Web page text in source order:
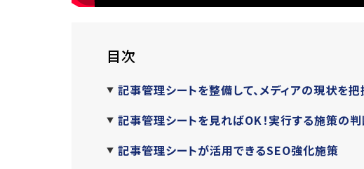
目次
記事管理シートを整備して、メディアの現状を把
記事管理シートを見ればOK！実行する施策の
記事管理シートが活用できるSEO強化施策